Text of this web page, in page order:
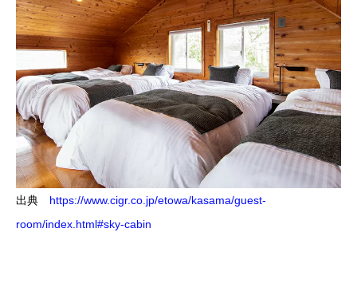
出典 https://www.cigr.co.jp/etowa/kasama/guest-
room/index.html#sky-cabin